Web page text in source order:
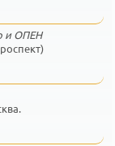
и ОПЕН